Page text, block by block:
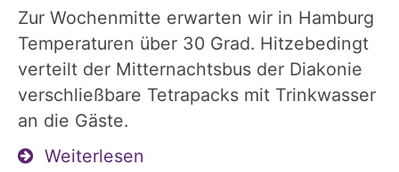
Zur Wochenmitte erwarten wir in Hamburg
Temperaturen über 30 Grad. Hitzebedingt
verteilt der Mitternachtsbus der Diakonie
verschließbare Tetrapacks mit Trinkwasser
an die Gäste.
Weiterlesen